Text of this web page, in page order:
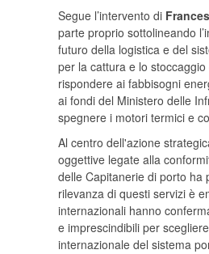
Segue l’intervento di
parte proprio sottolineando
futuro della logistica e del
per la cattura e lo stoccaggio
rispondere ai fabbisogni
ai fondi del Ministero delle
spegnere i motori termici e
Al centro dell'azione
oggettive legate alla
delle Capitanerie di porto ha
rilevanza di questi servizi è
internazionali hanno
e imprescindibili per
internazionale del sistema